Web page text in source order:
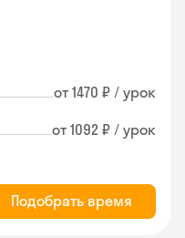
от 1470 ₽ / урок
от 1092 ₽ / урок
Подобрать время